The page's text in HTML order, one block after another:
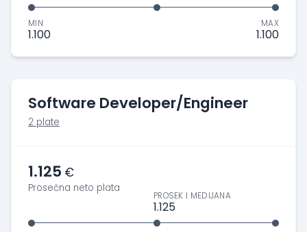
MIN
1.100
MAX
1.100
Software Developer/Engineer
2 plate
1.125 €
Prosečna neto plata
PROSEK I MEDIJANA
1.125